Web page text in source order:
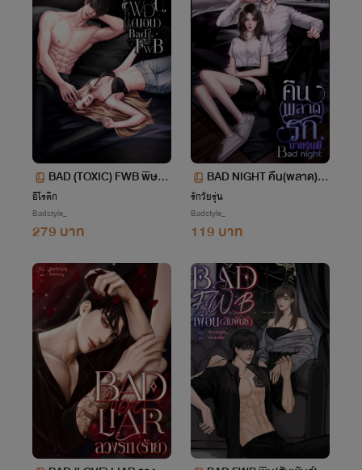
BAD (TOXIC) FWB พิษเพื่
อน(นอน) 20+
อีโรติก
Badstyle_
279 บาท
BAD NIGHT คืน(พลาด)รั
กนายรุ่นพี่ 20+
รักวัยรุ่น
Badstyle_
119 บาท